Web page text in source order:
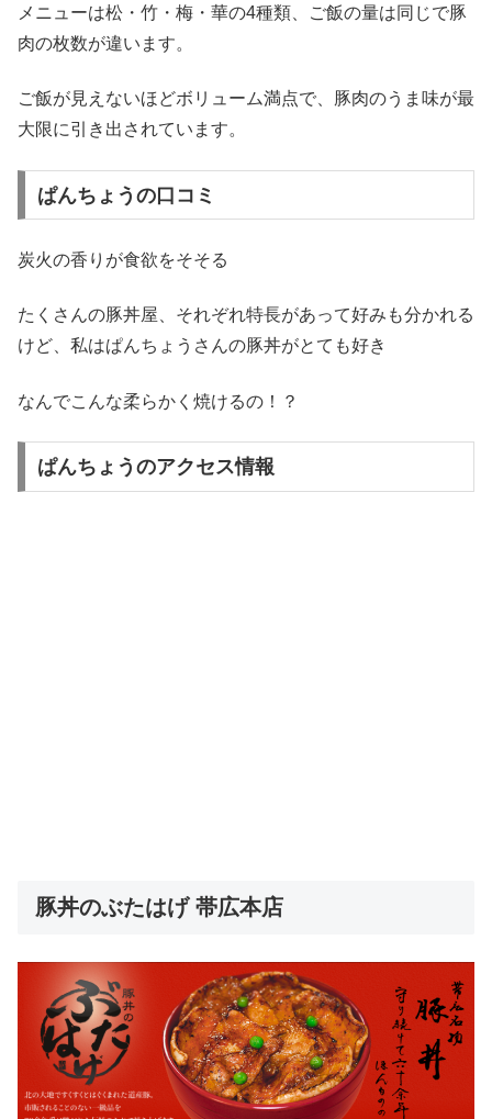
メニューは松・竹・梅・華の4種類、ご飯の量は同じで豚
肉の枚数が違います。
ご飯が見えないほどボリューム満点で、豚肉のうま味が最
大限に引き出されています。
ぱんちょうの口コミ
炭火の香りが食欲をそそる
たくさんの豚丼屋、それぞれ特長があって好みも分かれる
けど、私はぱんちょうさんの豚丼がとても好き
なんでこんな柔らかく焼けるの！？
ぱんちょうのアクセス情報
豚丼のぶたはげ 帯広本店